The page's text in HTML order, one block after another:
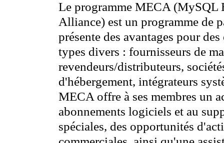
Le programme MECA (MySQL
Alliance) est un programme de
présente des avantages pour
types divers : fournisseurs de
revendeurs/distributeurs,
d'hébergement, intégrateurs
MECA offre à ses membres un
abonnements logiciels et au
spéciales, des opportunités